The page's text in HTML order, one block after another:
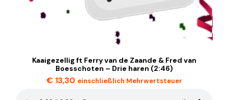
Kaaigezellig ft Ferry van de Zaande & Fred van
Boesschoten – Drie haren (2:46)
€13,30 einschließlich Mehrwertsteuer